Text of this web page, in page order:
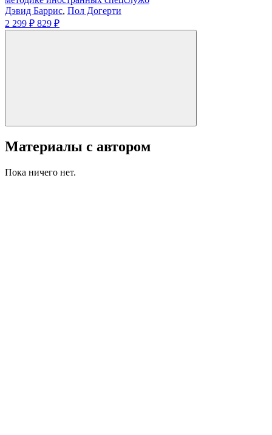
Дэвид Баррис, Пол Догерти
2 299 ₽ 829 ₽
Материалы с автором
Пока ничего нет.